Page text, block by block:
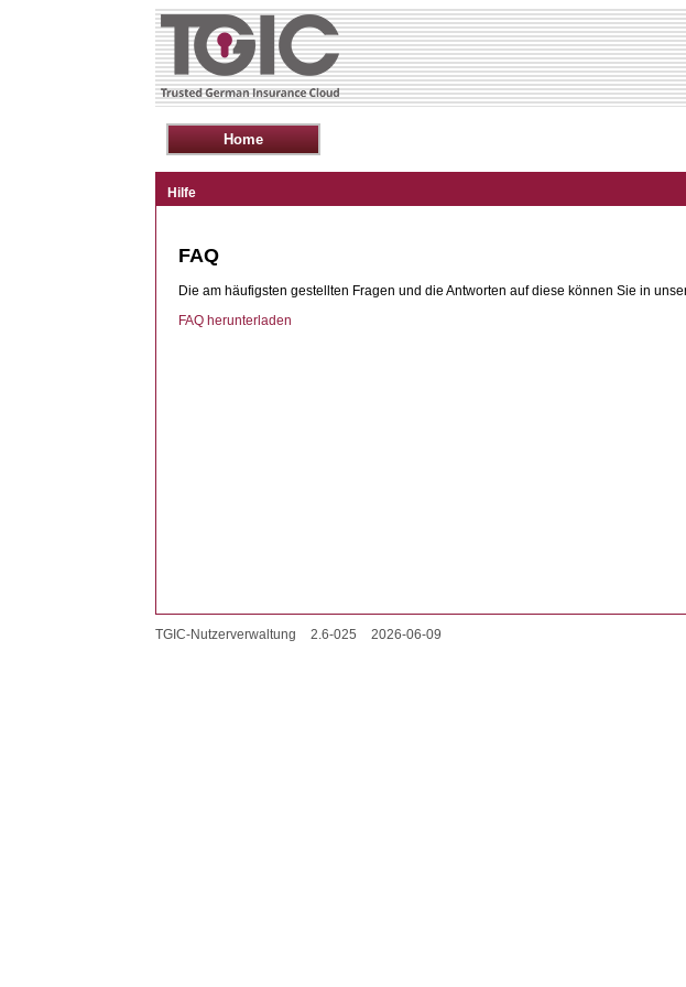
Hilfe
FAQ
Die am häufigsten gestellten Fragen und die Antworten auf diese können Sie in
FAQ herunterladen
TGIC-Nutzerverwaltung 2.6-025 2026-06-09